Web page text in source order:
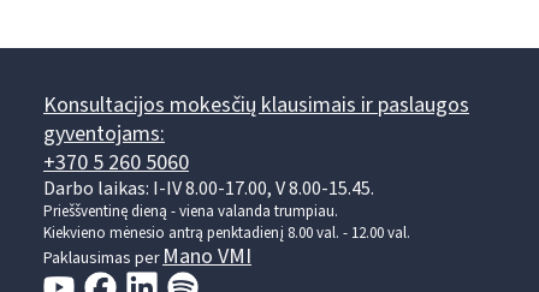
Konsultacijos mokesčių klausimais ir paslaugos
gyventojams:
+370 5 260 5060
Darbo laikas: I-IV 8.00-17.00, V 8.00-15.45.
Prieššventinę dieną - viena valanda trumpiau.
Kiekvieno mėnesio antrą penktadienį 8.00 val. - 12.00 val.
Paklausimas perMano VMI